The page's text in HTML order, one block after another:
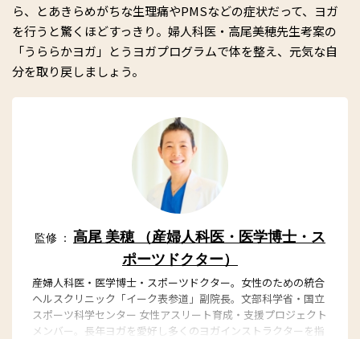
ら、とあきらめがちな生理痛やPMSなどの症状だって、ヨガ
を行うと驚くほどすっきり。婦人科医・高尾美穂先生考案の
「うららかヨガ」とうヨガプログラムで体を整え、元気な自
分を取り戻しましょう。
監修 ： 高尾 美穂 （産婦人科医・医学博士・ス
ポーツドクター）
産婦人科医・医学博士・スポーツドクター。女性のための統合
ヘルスクリニック「イーク表参道」副院長。文部科学省・国立
スポーツ科学センター 女性アスリート育成・支援プロジェクト
メンバー。長年ヨガを愛好し多くのヨガインストラクターを指